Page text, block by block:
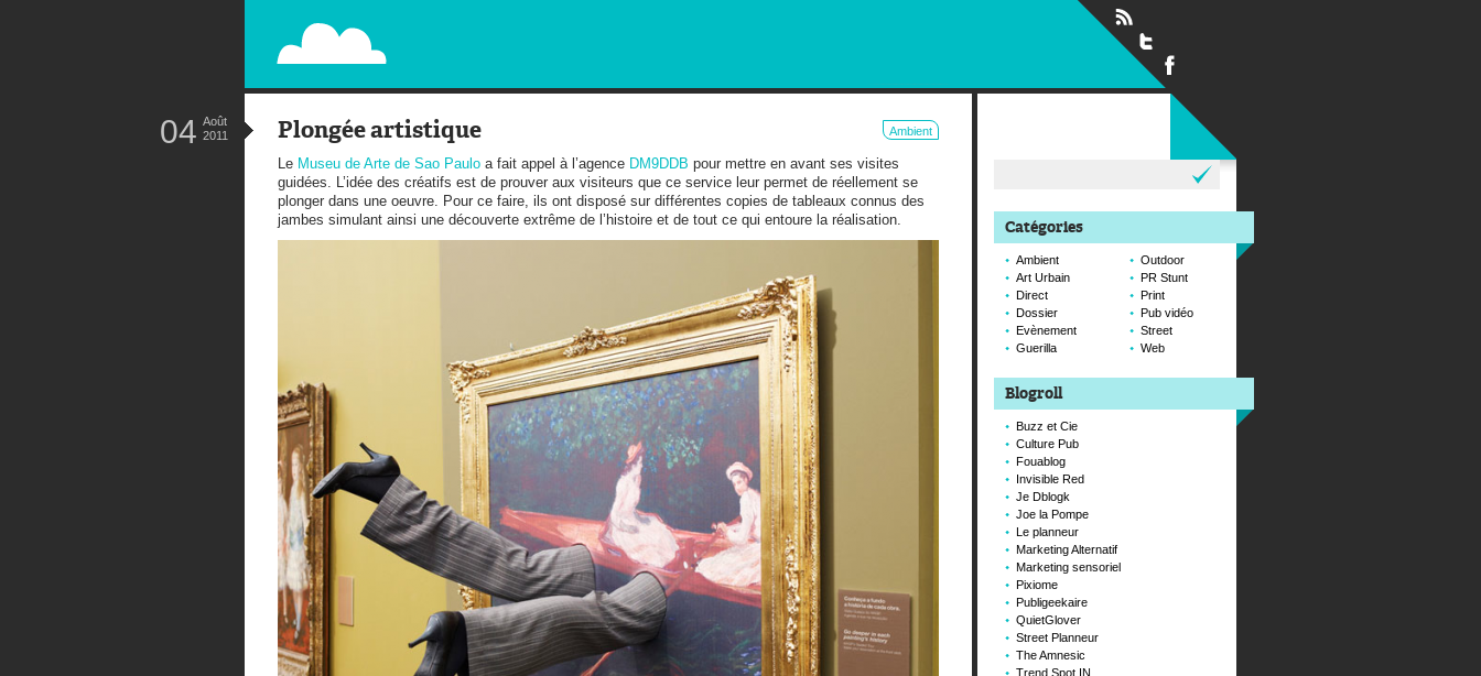
PAPERPLANE
STREET, AMBIENT, GUÉRILLA MARKETING AND OUT OF HOME
Plongée artistique Ambient
04 Août
2011
Le Museu de Arte de Sao Paulo a fait appel à l’agence DM9DDB pour mettre en avant ses visites
guidées. L’idée des créatifs est de prouver aux visiteurs que ce service leur permet de réellement se
plonger dans une oeuvre. Pour ce faire, ils ont disposé sur différentes copies de tableaux connus des
jambes simulant ainsi une découverte extrême de l’histoire et de tout ce qui entoure la réalisation.
Catégories
Ambient
Art Urbain
Direct
Dossier
Evènement
Guerilla
Outdoor
PR Stunt
Print
Pub vidéo
Street
Web
Blogroll
Buzz et Cie
Culture Pub
Fouablog
Invisible Red
Je Dblogk
Joe la Pompe
Le planneur
Marketing Alternatif
Marketing sensoriel
Pixiome
Publigeekaire
QuietGlover
Street Planneur
The Amnesic
Trend Spot IN